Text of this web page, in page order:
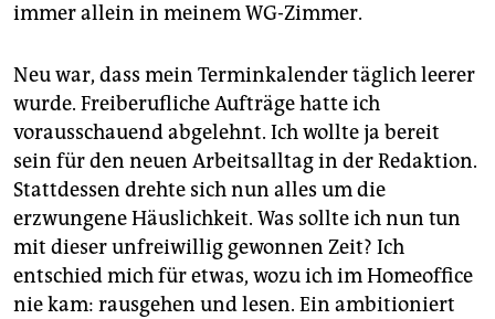
immer allein in meinem WG-Zimmer.
Neu war, dass mein Terminkalender täglich leerer
wurde. Freiberufliche Aufträge hatte ich
vorausschauend abgelehnt. Ich wollte ja bereit
sein für den neuen Arbeitsalltag in der Redaktion.
Stattdessen drehte sich nun alles um die
erzwungene Häuslichkeit. Was sollte ich nun tun
mit dieser unfreiwillig gewonnen Zeit? Ich
entschied mich für etwas, wozu ich im Homeoffice
nie kam: rausgehen und lesen. Ein ambitioniert